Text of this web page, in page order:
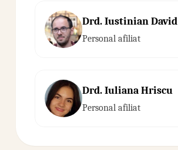
Drd. Iustinian David
Personal afiliat
Drd. Iuliana Hriscu
Personal afiliat